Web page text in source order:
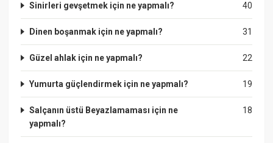
40
Sinirleri gevşetmek için ne yapmalı?
31
Dinen boşanmak için ne yapmalı?
22
Güzel ahlak için ne yapmalı?
19
Yumurta güçlendirmek için ne yapmalı?
18
Salçanın üstü Beyazlamaması için ne
yapmalı?